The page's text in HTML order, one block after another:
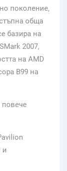
поколение,
обща
базира на
2007,
на AMD
B99 на
и